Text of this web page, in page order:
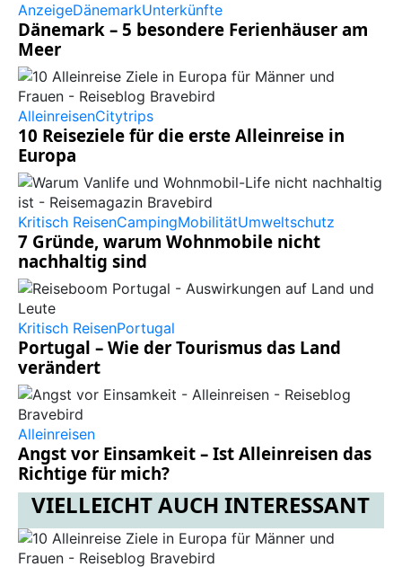
AnzeigeDänemarkUnterkünfte
Dänemark – 5 besondere Ferienhäuser am
Meer
AlleinreisenCitytrips
10 Reiseziele für die erste Alleinreise in
Europa
Kritisch ReisenCampingMobilitätUmweltschutz
7 Gründe, warum Wohnmobile nicht
nachhaltig sind
Kritisch ReisenPortugal
Portugal – Wie der Tourismus das Land
verändert
Alleinreisen
Angst vor Einsamkeit – Ist Alleinreisen das
Richtige für mich?
VIELLEICHT AUCH INTERESSANT